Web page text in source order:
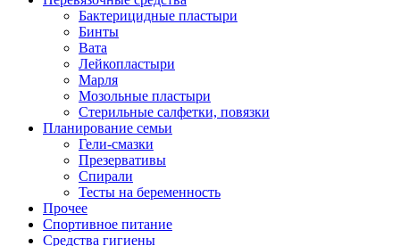
Бактерицидные пластыри
Бинты
Вата
Лейкопластыри
Марля
Мозольные пластыри
Стерильные салфетки, повязки
Планирование семьи
Гели-смазки
Презервативы
Спирали
Тесты на беременность
Прочее
Спортивное питание
Средства гигиены